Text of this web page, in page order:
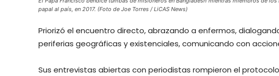
papal al país, en 2017. (Foto de Joe Torres / LiCAS News)
Priorizó el encuentro directo, abrazando a enfermos,
periferias geográficas y existenciales, comunicando con
Sus entrevistas abiertas con periodistas rompieron el